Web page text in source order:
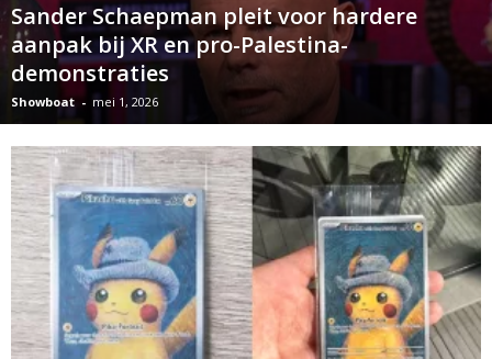
Sander Schaepman pleit voor hardere
aanpak bij XR en pro-Palestina-
demonstraties
Showboat - mei 1, 2026